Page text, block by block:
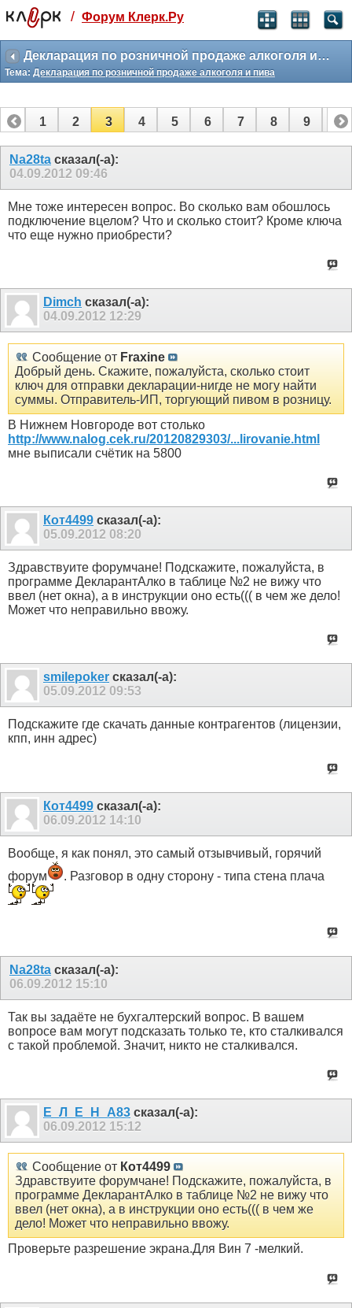
Святые угодники, Клерк без рекламы
прекрасен:)
месяц
3 месяца
259 ₽
-10%
полгода
499 ₽
-15%
Отмена Оплатить
/ Форум Клерк.Ру
Декларация по розничной продаже алкоголя и пива
Тема: Декларация по розничной продаже алкоголя и пива
1 2 3 4 5 6 7 8 9 10
11 13
Na28ta сказал(-а):
04.09.2012 09:46
Мне тоже интересен вопрос. Во сколько вам обошлось
подключение вцелом? Что и сколько стоит? Кроме ключа
что еще нужно приобрести?
Dimch сказал(-а):
04.09.2012 12:29
Сообщение от Fraxine
Добрый день. Скажите, пожалуйста, сколько стоит
ключ для отправки декларации-нигде не могу найти
суммы. Отправитель-ИП, торгующий пивом в розницу.
В Нижнем Новгороде вот столько
http://www.nalog.cek.ru/20120829303/...lirovanie.html
мне выписали счётик на 5800
Кот4499 сказал(-а):
05.09.2012 08:20
Здравствуите форумчане! Подскажите, пожалуйста, в
программе ДекларантАлко в таблице №2 не вижу что
ввел (нет окна), а в инструкции оно есть((( в чем же дело!
Может что неправильно ввожу.
smilepoker сказал(-а):
05.09.2012 09:53
Подскажите где скачать данные контрагентов (лицензии,
кпп, инн адрес)
Кот4499 сказал(-а):
06.09.2012 14:10
Вообще, я как понял, это самый отзывчивый, горячий
форум
. Разговор в одну сторону - типа стена плача
Na28ta сказал(-а):
06.09.2012 15:10
Так вы задаёте не бухгалтерский вопрос. В вашем
вопросе вам могут подсказать только те, кто сталкивался
с такой проблемой. Значит, никто не сталкивался.
Е_Л_Е_Н_А83 сказал(-а):
06.09.2012 15:12
Сообщение от Кот4499
Здравствуите форумчане! Подскажите, пожалуйста, в
программе ДекларантАлко в таблице №2 не вижу что
ввел (нет окна), а в инструкции оно есть((( в чем же
дело! Может что неправильно ввожу.
Проверьте разрешение экрана.Для Вин 7 -мелкий.